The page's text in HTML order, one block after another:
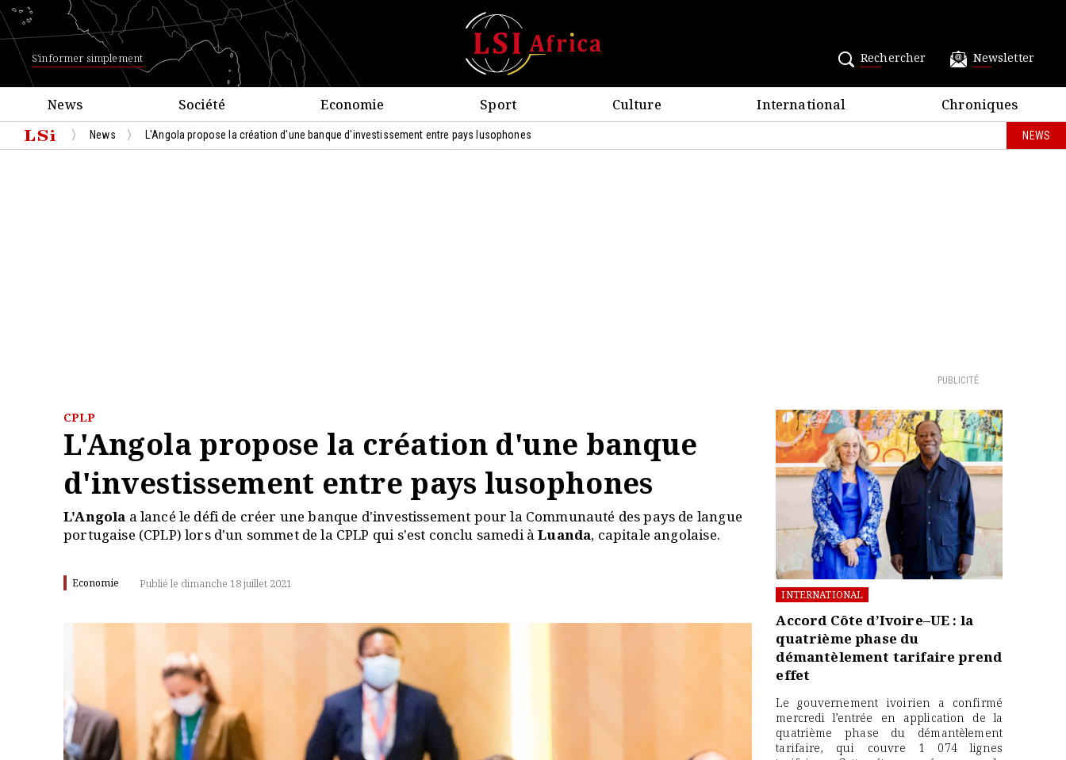
S'informer simplement Rechercher Newsletter
News Société Economie Sport Culture International Chroniques
News L'Angola propose la création d'une banque d'investissement entre pays lusophones NEWS
PUBLICITÉ
CPLP
L'Angola propose la création d'une banque
d'investissement entre pays lusophones
L'Angola a lancé le défi de créer une banque d'investissement pour la Communauté des pays de langue
portugaise (CPLP) lors d'un sommet de la CPLP qui s'est conclu samedi àLuanda, capitale angolaise.
Economie Publié le dimanche 18 juillet 2021
INTERNATIONAL
Accord Côte d’Ivoire–UE : la
quatrième phase du
démantèlement tarifaire prend
effet
Le gouvernement ivoirien a confirmé
mercredi l’entrée en application de la
quatrième phase du démantèlement
tarifaire, qui couvre 1 074 lignes